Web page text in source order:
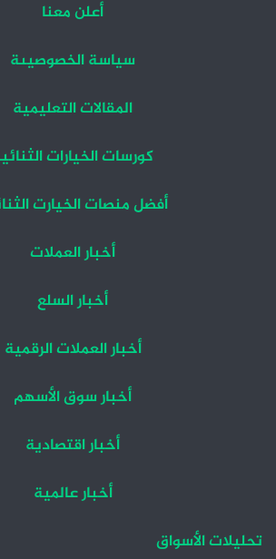
أعلن معنا
سياسة الخصوصيىة
المقالات التعليمية
كورسات الخيارات
أفضل منصات الخيارت
أخبار العملات
أخبار السلع
أخبار العملات الرقمية
أخبار سوق الأسهم
أخبار اقتصادية
أخبار عالمية
تحليلات الأسواق